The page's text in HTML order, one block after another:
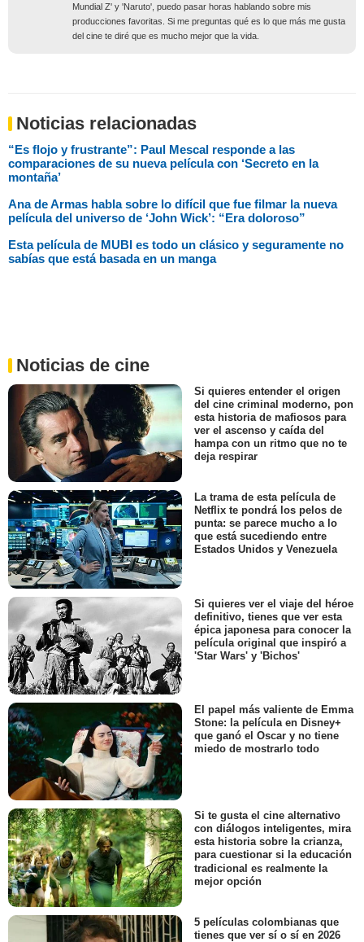
Mundial Z' y 'Naruto', puedo pasar horas hablando sobre mis
producciones favoritas. Si me preguntas qué es lo que más me gusta
del cine te diré que es mucho mejor que la vida.
Noticias relacionadas
“Es flojo y frustrante”: Paul Mescal responde a las
comparaciones de su nueva película con ‘Secreto en la
montaña’
Ana de Armas habla sobre lo difícil que fue filmar la nueva
película del universo de ‘John Wick’: “Era doloroso”
Esta película de MUBI es todo un clásico y seguramente no
sabías que está basada en un manga
Noticias de cine
Si quieres entender el origen
del cine criminal moderno, pon
esta historia de mafiosos para
ver el ascenso y caída del
hampa con un ritmo que no te
deja respirar
La trama de esta película de
Netflix te pondrá los pelos de
punta: se parece mucho a lo
que está sucediendo entre
Estados Unidos y Venezuela
Si quieres ver el viaje del héroe
definitivo, tienes que ver esta
épica japonesa para conocer la
película original que inspiró a
'Star Wars' y 'Bichos'
El papel más valiente de Emma
Stone: la película en Disney+
que ganó el Oscar y no tiene
miedo de mostrarlo todo
Si te gusta el cine alternativo
con diálogos inteligentes, mira
esta historia sobre la crianza,
para cuestionar si la educación
tradicional es realmente la
mejor opción
5 películas colombianas que
tienes que ver sí o sí en 2026